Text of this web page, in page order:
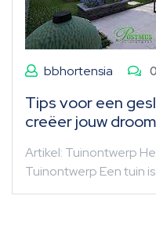
bbhortensia
Tips voor een
creëer jouw
Artikel: Tuinontwerp
Tuinontwerp Een tuin